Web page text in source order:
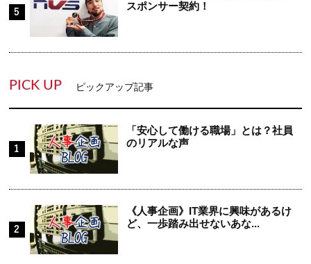
スポンサー契約！
PICK UP ピックアップ記事
「安心して働ける職場」とは？社員
のリアルな声
《人事企画》IT業界に興味があるけ
ど、一歩踏み出せないあな...